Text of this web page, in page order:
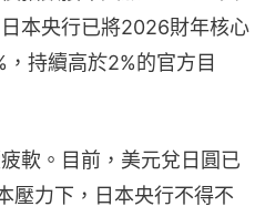
本央行已將2026財年核心
持續高於2%的官方目
軟。目前，美元兌日圓已
壓力下，日本央行不得不